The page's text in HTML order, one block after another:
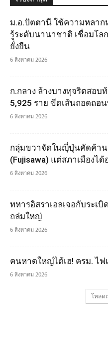
ม.อ.ปัตตานี ใช้ความหลาก
รู้ระดับนานาชาติ เชื่อมโ
ยั่งยืน
6 สิงหาคม 2026
ก.กลาง ล้างบางทุจริตสอบ
5,925 ราย ขีดเส้นถอดถอ
6 สิงหาคม 2026
กลุ่มขวาจัดในญุี่ปุ่นคัดค้าน
(Fujisawa) แต่สภาเมืองไ
6 สิงหาคม 2026
ทหารอิสราเอลเจอกับระเ
ถล่มใหญ่
6 สิงหาคม 2026
คนหาดใหญ่ได้เฮ! ครม. ไฟ
6 สิงหาคม 2026
โหลด